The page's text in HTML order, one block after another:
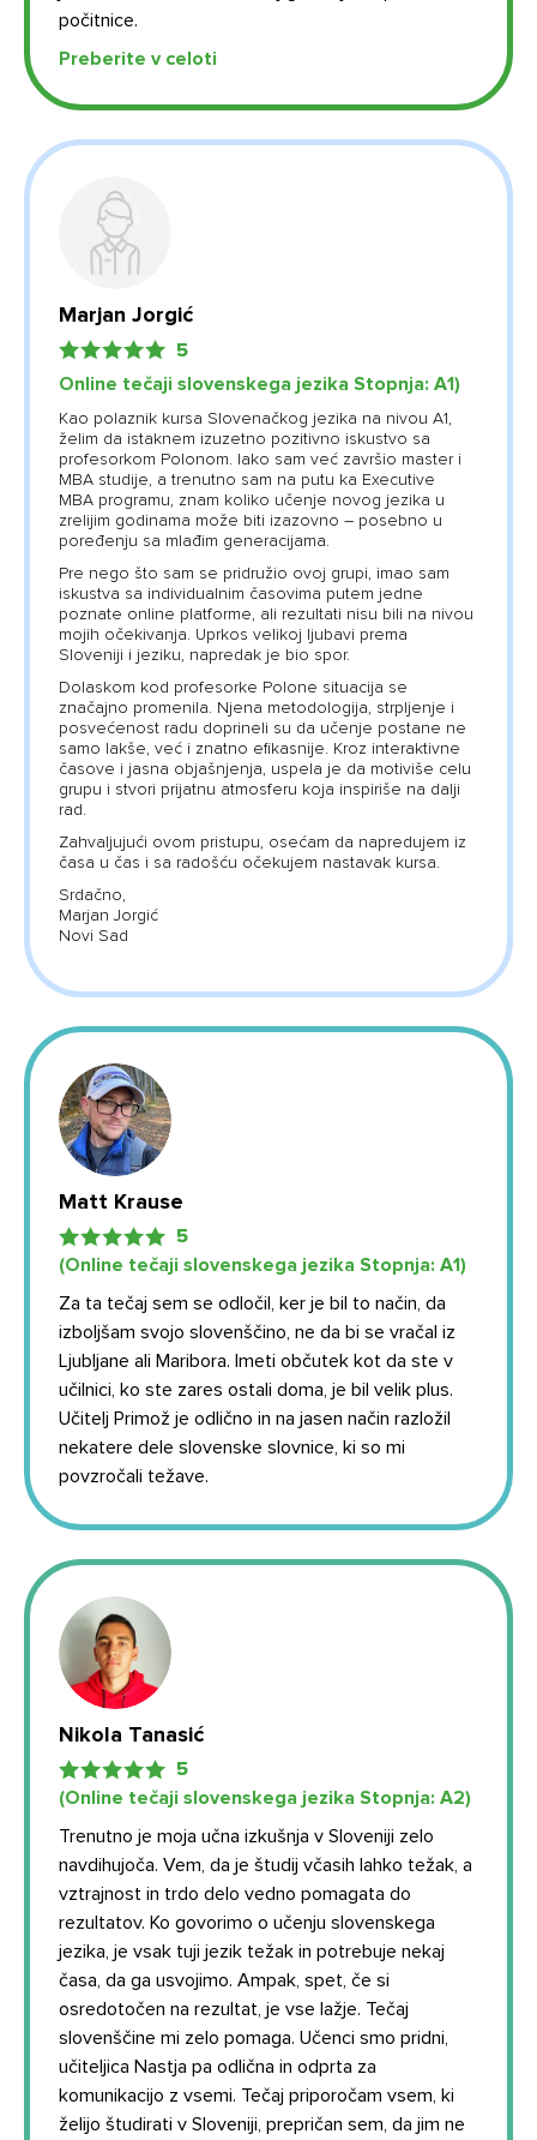
počitnice.
Preberite v celoti
Marjan Jorgić
5
Online tečaji slovenskega jezika Stopnja: А1)
Kao polaznik kursa Slovenačkog jezika na nivou A1,
želim da istaknem izuzetno pozitivno iskustvo sa
profesorkom Polonom. Iako sam već završio master i
MBA studije, a trenutno sam na putu ka Executive
MBA programu, znam koliko učenje novog jezika u
zrelijim godinama može biti izazovno – posebno u
poređenju sa mlađim generacijama.
Pre nego što sam se pridružio ovoj grupi, imao sam
iskustva sa individualnim časovima putem jedne
poznate online platforme, ali rezultati nisu bili na nivou
mojih očekivanja. Uprkos velikoj ljubavi prema
Sloveniji i jeziku, napredak je bio spor.
Dolaskom kod profesorke Polone situacija se
značajno promenila. Njena metodologija, strpljenje i
posvećenost radu doprineli su da učenje postane ne
samo lakše, već i znatno efikasnije. Kroz interaktivne
časove i jasna objašnjenja, uspela je da motiviše celu
grupu i stvori prijatnu atmosferu koja inspiriše na dalji
rad.
Zahvaljujući ovom pristupu, osećam da napredujem iz
časa u čas i sa radošću očekujem nastavak kursa.
Srdačno,
Marjan Jorgić
Novi Sad
Matt Krause
5
(Online tečaji slovenskega jezika Stopnja: А1)
Za ta tečaj sem se odločil, ker je bil to način, da
izboljšam svojo slovenščino, ne da bi se vračal iz
Ljubljane ali Maribora. Imeti občutek kot da ste v
učilnici, ko ste zares ostali doma, je bil velik plus.
Učitelj Primož je odlično in na jasen način razložil
nekatere dele slovenske slovnice, ki so mi
povzročali težave.
Nikola Tanasić
5
(Online tečaji slovenskega jezika Stopnja: А2)
Trenutno je moja učna izkušnja v Sloveniji zelo
navdihujoča. Vem, da je študij včasih lahko težak, a
vztrajnost in trdo delo vedno pomagata do
rezultatov. Ko govorimo o učenju slovenskega
jezika, je vsak tuji jezik težak in potrebuje nekaj
časa, da ga usvojimo. Ampak, spet, če si
osredotočen na rezultat, je vse lažje. Tečaj
slovenščine mi zelo pomaga. Učenci smo pridni,
učiteljica Nastja pa odlična in odprta za
komunikacijo z vsemi. Tečaj priporočam vsem, ki
želijo študirati v Sloveniji, prepričan sem, da jim ne
Politika varovanja vaših osebnih podatkov
uporabe.